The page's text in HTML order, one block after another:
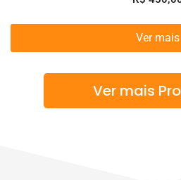
Ver mais
Ver mais